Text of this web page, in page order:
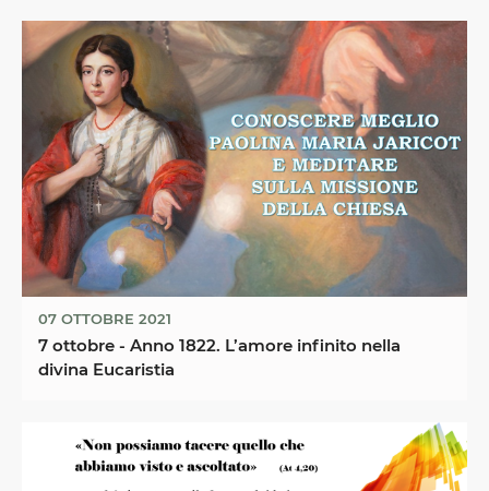
07 OTTOBRE 2021
7 ottobre - Anno 1822. L’amore infinito nella
divina Eucaristia